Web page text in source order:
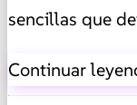
sencillas que
Continuar